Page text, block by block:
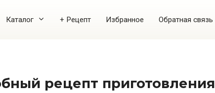
Каталог + Рецепт Избранное Обратная связь
рецепт приготовления